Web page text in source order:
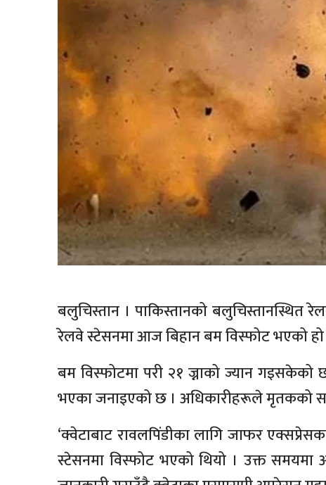
बलुचिस्तान । पाकिस्तानको बलुचिस्तानस्थित
रेलवे स्टेसनमा आज बिहान बम विस्फोट भएको हो
बम विस्फोटमा परी २१ ज्नाको ज्यान
भएका जनाइएको छ । अधिकारीहरूले मृतकको
‘क्वेटाबाट रावलपिंडीका लागि जाफर
स्टेसनमा विस्फोट भएको थियो । उक्त समयमा